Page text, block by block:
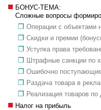
БОНУС-ТЕМА:
Сложные вопросы
Операции с объектами
Скидки и премии
Уступка права
Штрафные санкции по
Ошибочно
Раздача товара в
Реализация товаров
Налог на прибыль